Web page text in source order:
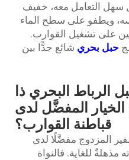
سهل التعامل معه، خفيف
ويطفو على سطح الماء
على تشغيل القوارب.
حبل بحري شائع جدًّا بين
الرباط البحري ذا
الخيار المفضَّل لدى
قباطنة القوارب؟
المزدوج مفضَّلًا لدى
مذهلةٌ للغاية. فالنواة